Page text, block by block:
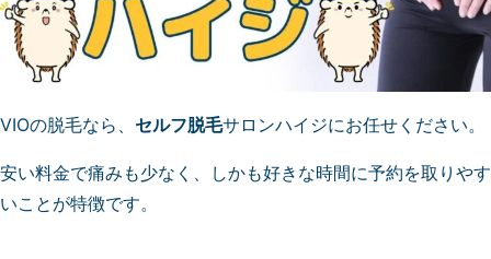
VIOの脱毛なら、 セルフ脱毛サロンハイジにお任せください。
安い料金で痛みも少なく、しかも好きな時間に予約を取りやす
いことが特徴です。